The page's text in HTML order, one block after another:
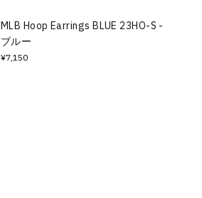
MLB Hoop Earrings BLUE 23HO-S -
ブルー
¥7,150